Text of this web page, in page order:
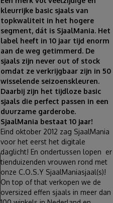
kleurrijke basic sjaals van
topkwaliteit in het hogere
segment, dát is SjaalMania. Het
label heeft in 10 jaar tijd enorm
aan de weg getimmerd. De
sjaals zijn never out of stock
omdat ze verkrijgbaar zijn in 50
wisselende seizoenskleuren.
Daarbij zijn het tijdloze basic
sjaals die perfect passen in een
duurzame garderobe.
SjaalMania bestaat 10 jaar!
Eind oktober 2012 zag SjaalMania
voor het eerst het digitale
daglicht! En ondertussen lopen er
tienduizenden vrouwen rond met
onze C.O.S.Y SjaalManiasjaal(s)!
On top of that verkopen we de
oversized effen sjaals in meer dan